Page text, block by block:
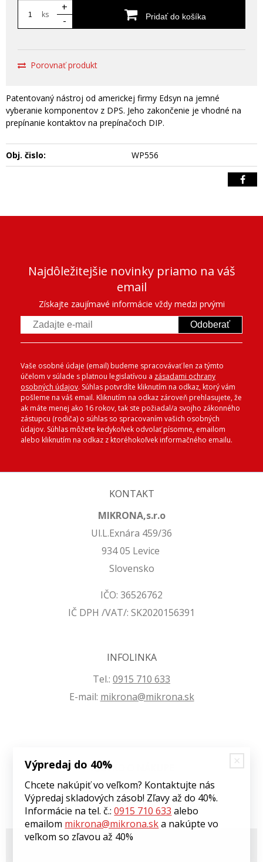
ks
+
-
Pridať do košíka
Porovnať produkt
Patentovaný nástroj od americkej firmy Edsyn na jemné
vyberanie komponentov z DPS. Jeho zakončenie je vhodné na
prepínanie kontaktov na prepínačoch DIP.
Obj. čislo: WP556
Najdôležitejšie novinky priamo na váš
email
Získajte zaujímavé informácie vždy medzi prvými
Odoberať
Vaše osobné údaje (email) budeme spracovávať len za týmto
účelom v súlade s platnou legislatívou a zásadami ochrany
osobných údajov. Súhlas potvrdíte kliknutím na odkaz, ktorý vám
pošleme na váš email. Kliknutím na odkaz zároveň prehlasujete, že
ak máte menej ako 16 rokov, tak ste požiadal/a svojho zákonného
zástupcu (rodiča) o súhlas so spracovaním vašich osobných
údajov. Súhlas môžete kedykoľvek odvolať písomne, emailom
alebo kliknutím na odkaz z ktoréhokoľvek informačného emailu.
KONTAKT
MIKRONA,s.r.o
Ul.L.Exnára 459/36
934 05 Levice
Slovensko
IČO: 36526762
IČ DPH /VAT/: SK2020156391
INFOLINKA
Tel.: 0915 710 633
E-mail: mikrona@mikrona.sk
VŠETKO O NÁKUPE
Obchodné podmienky
Ochrana osobných údajov
© 2026 Môj eshop •tvorba eshopu cez UNIobchod
Výpredaj do 40%
Chcete nakúpiť vo veľkom? Kontaktujte nás
Výpredaj skladových zásob! Zľavy až do 40%.
Informácie na tel. č.:0915 710 633 alebo
emailom mikrona@mikrona.ska nakúpte vo
veľkom so zľavou až 40%